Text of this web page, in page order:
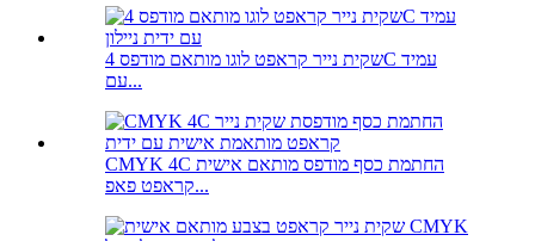
שקית נייר קראפט לוגו מותאם מודפס 4C עמיד
עם...
CMYK 4C החתמת כסף מודפס מותאם אישית
קראפט פאפ...